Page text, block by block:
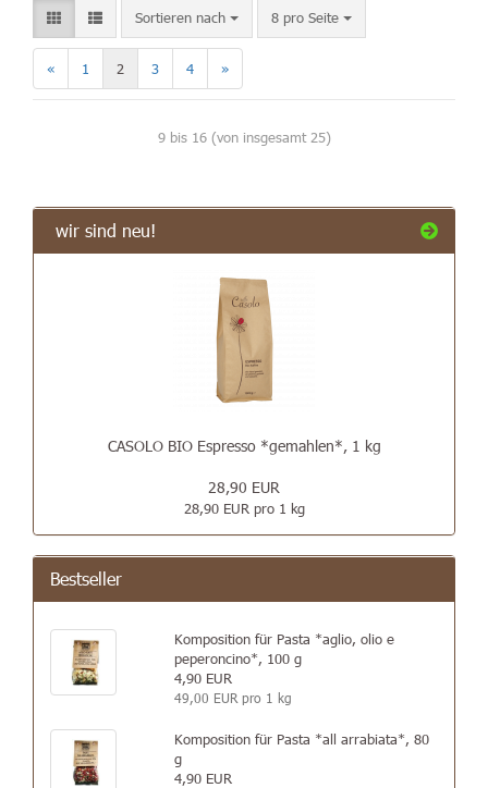
Sortieren nach 8 pro Seite
« 1 2 3 4 »
9bis 16(von insgesamt 25)
wir sind neu!
CASOLO BIO Espresso *gemahlen*, 1 kg
28,90 EUR
28,90 EUR pro 1 kg
Bestseller
Komposition für Pasta *aglio, olio e
peperoncino*, 100 g
4,90 EUR
49,00 EUR pro 1 kg
Komposition für Pasta *all arrabiata*, 80
g
4,90 EUR